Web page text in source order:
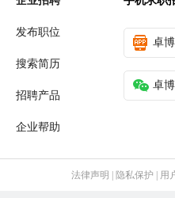
发布职位
搜索简历
招聘产品
企业帮助
卓
卓
法律声明 隐私保护 用